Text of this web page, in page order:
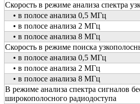
Скорость в режиме анализа спектра
• в полосе анализа 0,5 МГц
• в полосе анализа 2 МГц
• в полосе анализа 8 МГц
Скорость в режиме поиска
• в полосе анализа 0,5 МГц
• в полосе анализа 2 МГц
• в полосе анализа 8 МГц
В режиме анализа спектра сигналов
широкополосного радиодоступа